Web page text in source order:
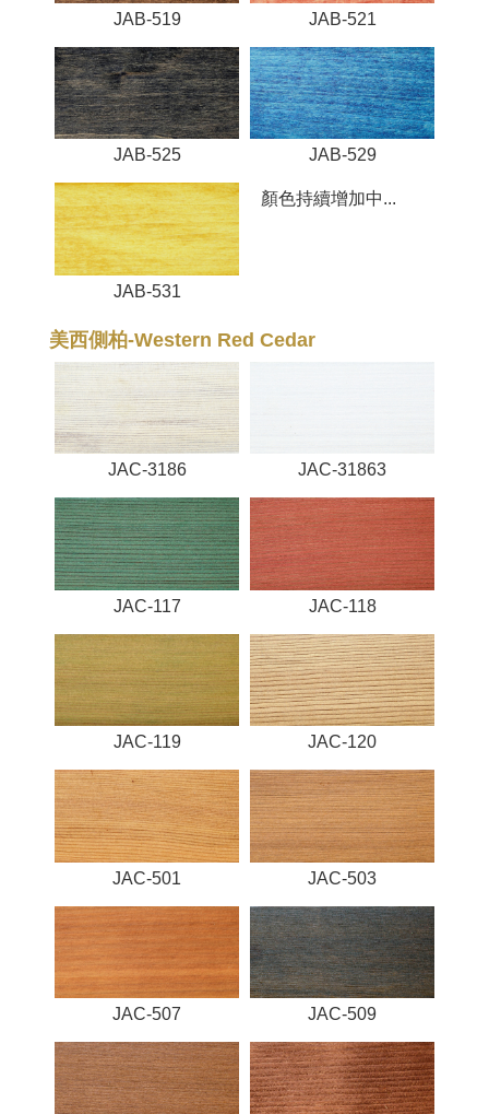
JAB-519 JAB-521
JAB-525 JAB-529
JAB-531
顏色持續增加中...
美西側柏-Western Red Cedar
JAC-3186 JAC-31863
JAC-117 JAC-118
JAC-119 JAC-120
JAC-501 JAC-503
JAC-507 JAC-509